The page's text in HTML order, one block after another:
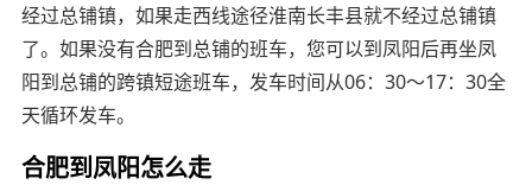
经过总铺镇，如果走西线途径淮南长丰县就不经过总铺镇
了。如果没有合肥到总铺的班车，您可以到凤阳后再坐凤
阳到总铺的跨镇短途班车，发车时间从06：30～17：30全
天循环发车。
合肥到凤阳怎么走